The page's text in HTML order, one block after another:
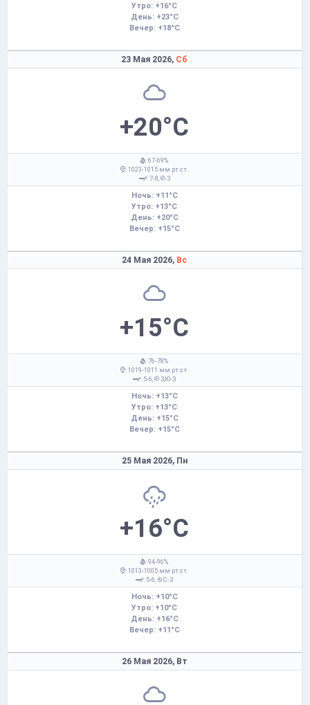
Утро: +16°C
День: +23°C
Вечер: +18°C
23 Мая 2026, Сб
+20°C
: 67-69%
: 1023-1015 мм рт.ст.
: 7-8,
З
Ночь: +11°C
Утро: +13°C
День: +20°C
Вечер: +15°C
24 Мая 2026, Вс
+15°C
: 76-78%
: 1019-1011 мм рт.ст.
: 5-6,
З,Ю-З
Ночь: +13°C
Утро: +13°C
День: +15°C
Вечер: +15°C
25 Мая 2026, Пн
+16°C
: 94-96%
: 1013-1005 мм рт.ст.
: 5-6,
С-З
Ночь: +10°C
Утро: +10°C
День: +16°C
Вечер: +11°C
26 Мая 2026, Вт